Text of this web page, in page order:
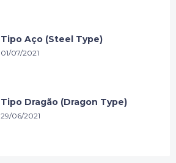
Tipo Aço (Steel Type)
01/07/2021
Tipo Dragão (Dragon Type)
29/06/2021